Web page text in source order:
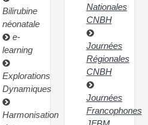
Bilirubine
néonatale
e-
learning
Explorations
Dynamiques
Harmonisation
Nationales
CNBH
Journées
Régionales
CNBH
Journées
Francophones